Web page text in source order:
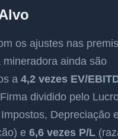
os ajustes nas
mineradora ainda são
a 4,2 vezes EV/
dividido pelo
Depreciação e
e 6,6 vezes P/L